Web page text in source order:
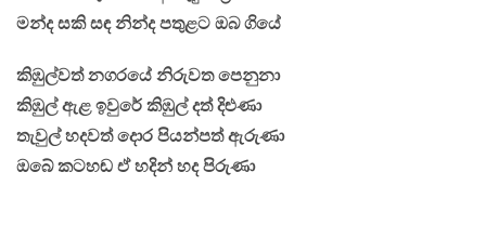
මන්ද සකි සඳ නින්ද පතුළට ඔබ ගියේ
කිඹුල්වත් නගරයේ නිරුවත පෙනුනා
කිඹුල් ඇළ ඉවුරේ කිඹුල් දත් දිළුණා
තැවුල් හදවත් දොර පියන්පත් ඇරුණා
ඔබේ කටහඬ ඒ හදින් හද පිරුණා